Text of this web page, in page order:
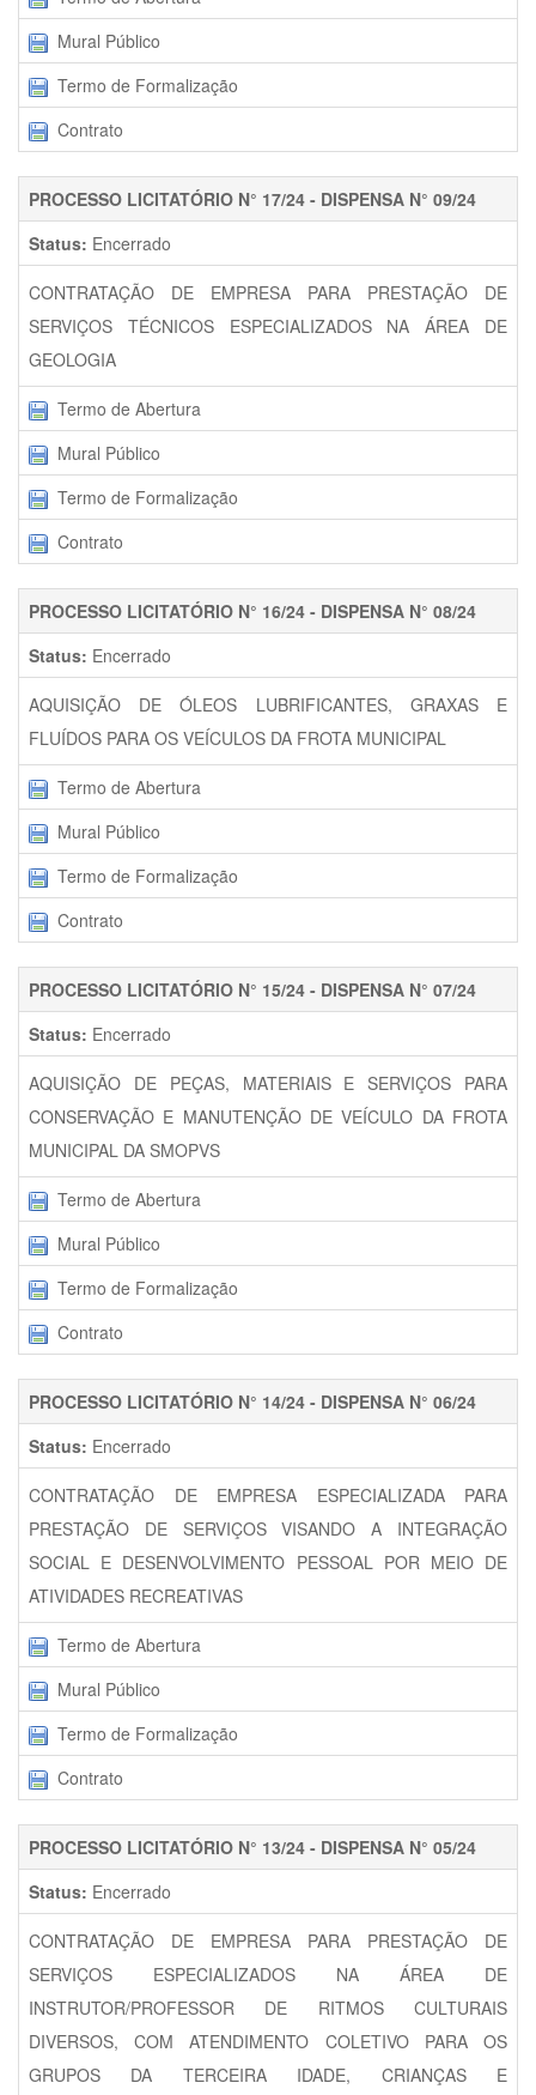
Mural Público
Termo de Formalização
Contrato
PROCESSO LICITATÓRIO N° 17/24 - DISPENSA N° 09/24
Status: Encerrado
CONTRATAÇÃO DE EMPRESA PARA PRESTAÇÃO DE
SERVIÇOS TÉCNICOS ESPECIALIZADOS NA ÁREA DE
GEOLOGIA
Termo de Abertura
Mural Público
Termo de Formalização
Contrato
PROCESSO LICITATÓRIO N° 16/24 - DISPENSA N° 08/24
Status: Encerrado
AQUISIÇÃO DE ÓLEOS LUBRIFICANTES, GRAXAS E
FLUÍDOS PARA OS VEÍCULOS DA FROTA MUNICIPAL
Termo de Abertura
Mural Público
Termo de Formalização
Contrato
PROCESSO LICITATÓRIO N° 15/24 - DISPENSA N° 07/24
Status: Encerrado
AQUISIÇÃO DE PEÇAS, MATERIAIS E SERVIÇOS PARA
CONSERVAÇÃO E MANUTENÇÃO DE VEÍCULO DA FROTA
MUNICIPAL DA SMOPVS
Termo de Abertura
Mural Público
Termo de Formalização
Contrato
PROCESSO LICITATÓRIO N° 14/24 - DISPENSA N° 06/24
Status: Encerrado
CONTRATAÇÃO DE EMPRESA ESPECIALIZADA PARA
PRESTAÇÃO DE SERVIÇOS VISANDO A INTEGRAÇÃO
SOCIAL E DESENVOLVIMENTO PESSOAL POR MEIO DE
ATIVIDADES RECREATIVAS
Termo de Abertura
Mural Público
Termo de Formalização
Contrato
PROCESSO LICITATÓRIO N° 13/24 - DISPENSA N° 05/24
Status: Encerrado
CONTRATAÇÃO DE EMPRESA PARA PRESTAÇÃO DE
SERVIÇOS ESPECIALIZADOS NA ÁREA DE
INSTRUTOR/PROFESSOR DE RITMOS CULTURAIS
DIVERSOS, COM ATENDIMENTO COLETIVO PARA OS
GRUPOS DA TERCEIRA IDADE, CRIANÇAS E